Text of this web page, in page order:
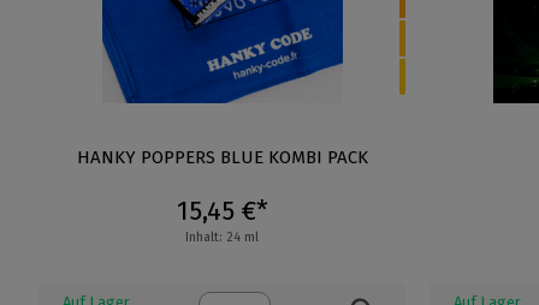
HANKY POPPERS BLUE KOMBI PACK
15,45 €*
Inhalt: 24 ml